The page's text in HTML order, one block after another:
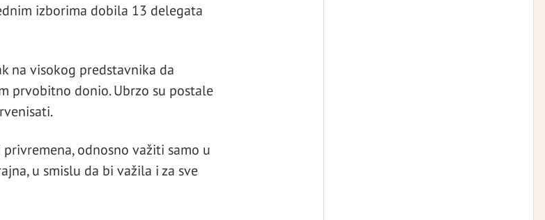
izborima dobila 13 delegata
na visokog predstavnika da
prvobitno donio. Ubrzo su postale
odnosno važiti samo u
u smislu da bi važila i za sve